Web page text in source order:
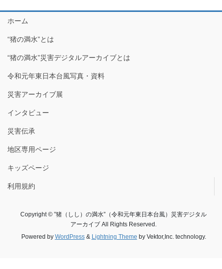
ホーム
“猪の満水”とは
“猪の満水”災害デジタルアーカイブとは
令和元年東日本台風写真・資料
災害アーカイブ展
インタビュー
災害伝承
地区専用ページ
キッズページ
利用規約
Copyright © ”猪（しし）の満水”（令和元年東日本台風）災害デジタル
アーカイブ All Rights Reserved.
Powered by WordPress& Lightning Theme by Vektor,Inc. technology.